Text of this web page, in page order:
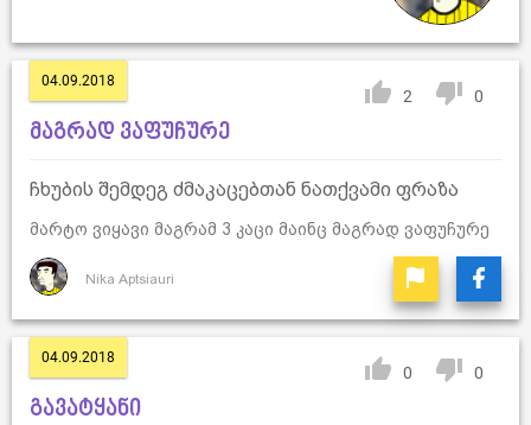
04.09.2018
2 0
მაგრად ვაფუჩურე
ჩხუბის შემდეგ ძმაკაცებთან ნათქვამი ფრაზა
მარტო ვიყავი მაგრამ 3 კაცი მაინც მაგრად ვაფუჩურე
Nika Aptsiauri
04.09.2018
0 0
გავატყანი